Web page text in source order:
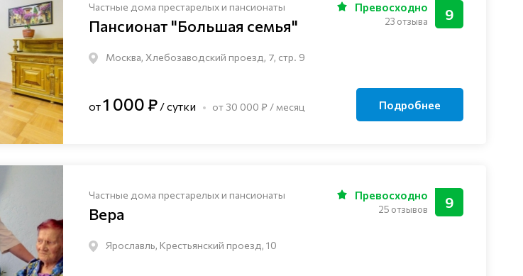
Частные дома престарелых и пансионаты
Пансионат "Большая семья"
Москва, Хлебозаводский проезд, 7, стр. 9
9
Превосходно
23 отзыва
от1 000 ₽ / сутки от 30 000 ₽ / месяц Подробнее
Частные дома престарелых и пансионаты
Вера
Ярославль, Крестьянский проезд, 10
9
Превосходно
25 отзывов